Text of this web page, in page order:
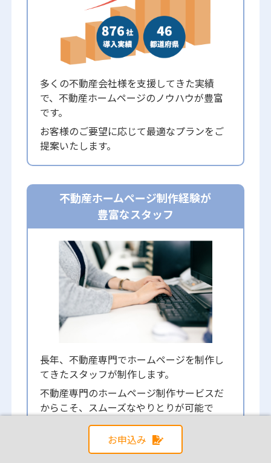
多くの不動産会社様を支援してきた実績
で、不動産ホームページのノウハウが豊富
です。
お客様のご要望に応じて最適なプランをご
提案いたします。
不動産ホームページ制作経験が
豊富なスタッフ
長年、不動産専門でホームページを制作し
てきたスタッフが制作します。
不動産専門のホームページ制作サービスだ
からこそ、スムーズなやりとりが可能で
お申込み